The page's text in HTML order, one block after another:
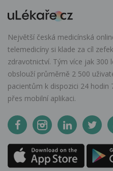
Největší česká medicínská
telemedicíny si klade za cíl
zdravotnictví. Tým více jak 300
obslouží průměrně 2 500
pacientům k dispozici 24 hodin
přes mobilní aplikaci.